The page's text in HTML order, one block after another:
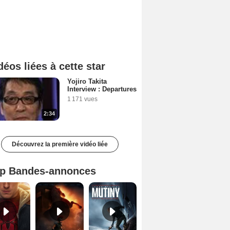
liées à cette star
2:34
Yojiro Takita
Interview : Departures
1 171 vues
Découvrez la première vidéo liée
Bandes-annonces
Spider-Man: Brand New Day Bande-annonce VO STFR L'Odyssée Bande-annonce VO STFR